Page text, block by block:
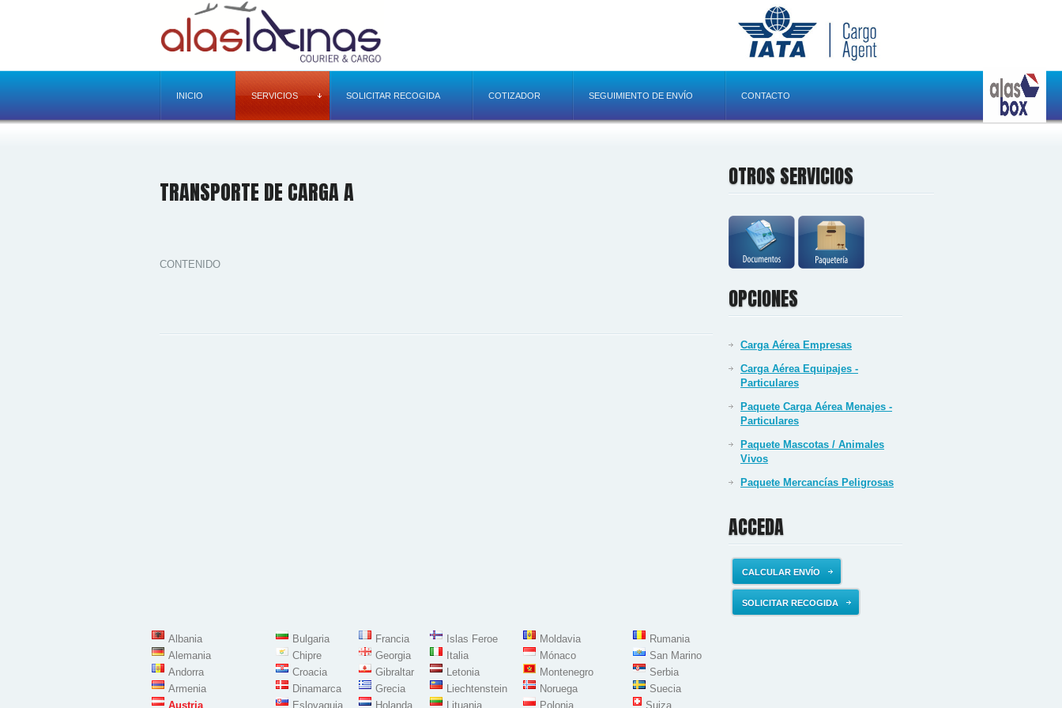
INICIO SERVICIOS SOLICITAR RECOGIDA COTIZADOR SEGUIMIENTO DE ENVÍO CONTACTO
TRANSPORTE DE CARGA A
CONTENIDO
OTROS SERVICIOS
OPCIONES
Carga Aérea Empresas
Carga Aérea Equipajes -
Particulares
Paquete Carga Aérea Menajes -
Particulares
Paquete Mascotas / Animales
Vivos
Paquete Mercancías Peligrosas
ACCEDA
CALCULAR ENVÍO
SOLICITAR RECOGIDA
Albania
Alemania
Andorra
Armenia
Austria
Bulgaria
Chipre
Croacia
Dinamarca
Eslovaquia
Francia
Georgia
Gibraltar
Grecia
Holanda
Islas Feroe
Italia
Letonia
Liechtenstein
Lituania
Moldavia
Mónaco
Montenegro
Noruega
Polonia
Rumania
San Marino
Serbia
Suecia
Suiza